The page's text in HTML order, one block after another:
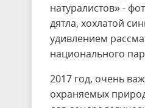
натуралистов» -
дятла, хохлатой
удивлением
национального
2017 год, очень
охраняемых